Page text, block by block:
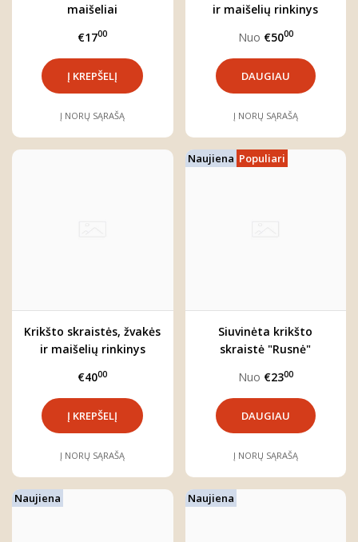
maišeliai
€1700
Į NORŲ SĄRAŠĄ
ir maišelių rinkinys
Nuo €5000
DAUGIAU
Į NORŲ SĄRAŠĄ
Krikšto skraistės, žvakės
ir maišelių rinkinys
€4000
Į NORŲ SĄRAŠĄ
Naujiena Populiari
Siuvinėta krikšto
skraistė "Rusnė"
Nuo €2300
DAUGIAU
Į NORŲ SĄRAŠĄ
Naujiena Naujiena